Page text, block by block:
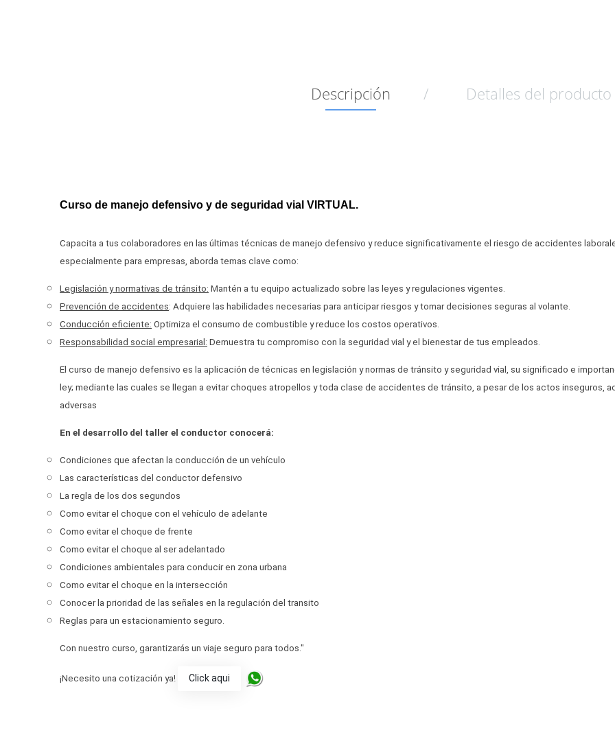
Descripción Detalles del producto
Curso de manejo defensivo y de seguridad vial VIRTUAL.
Capacita a tus colaboradores en las últimas técnicas de manejo defensivo y reduce significativamente el riesgo de accidentes
especialmente para empresas, aborda temas clave como:
Legislación y normativas de tránsito: Mantén a tu equipo actualizado sobre las leyes y regulaciones vigentes.
Prevención de accidentes: Adquiere las habilidades necesarias para anticipar riesgos y tomar decisiones seguras al volante.
Conducción eficiente: Optimiza el consumo de combustible y reduce los costos operativos.
Responsabilidad social empresarial: Demuestra tu compromiso con la seguridad vial y el bienestar de tus empleados.
El curso de manejo defensivo es la aplicación de técnicas en legislación y normas de tránsito y seguridad vial, su significado e
ley; mediante las cuales se llegan a evitar choques atropellos y toda clase de accidentes de tránsito, a pesar de los actos inseguros,
adversas
En el desarrollo del taller el conductor conocerá:
Condiciones que afectan la conducción de un vehículo
Las características del conductor defensivo
La regla de los dos segundos
Como evitar el choque con el vehículo de adelante
Como evitar el choque de frente
Como evitar el choque al ser adelantado
Condiciones ambientales para conducir en zona urbana
Como evitar el choque en la intersección
Conocer la prioridad de las señales en la regulación del transito
Reglas para un estacionamiento seguro.
Con nuestro curso, garantizarás un viaje seguro para todos."
¡Necesito una cotización ya! Click aqui